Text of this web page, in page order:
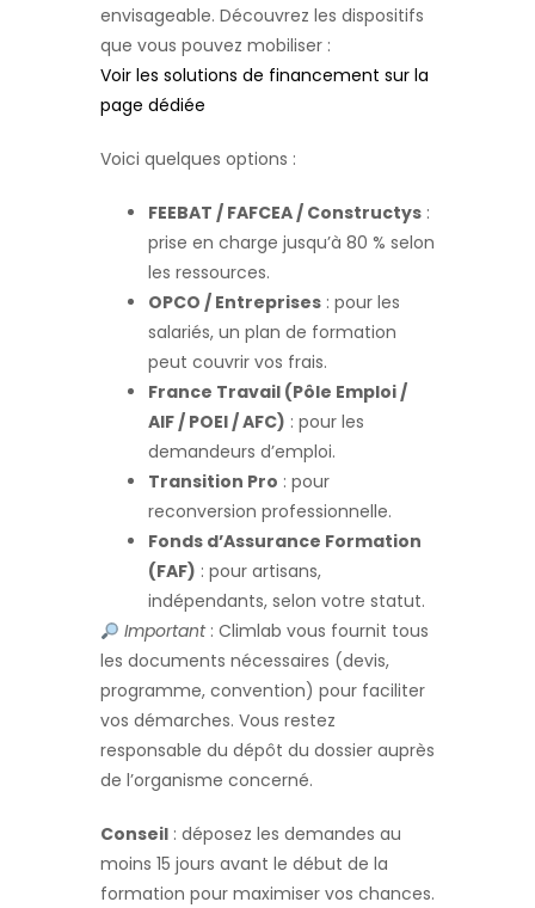
envisageable. Découvrez les dispositifs
que vous pouvez mobiliser :
Voir les solutions de financement sur la
page dédiée
Voici quelques options :
FEEBAT / FAFCEA / Constructys :
prise en charge jusqu’à 80 % selon
les ressources.
OPCO / Entreprises : pour les
salariés, un plan de formation
peut couvrir vos frais.
France Travail (Pôle Emploi /
AIF / POEI / AFC) : pour les
demandeurs d’emploi.
Transition Pro : pour
reconversion professionnelle.
Fonds d’Assurance Formation
(FAF) : pour artisans,
indépendants, selon votre statut.
Important: Climlab vous fournit tous
les documents nécessaires (devis,
programme, convention) pour faciliter
vos démarches. Vous restez
responsable du dépôt du dossier auprès
de l’organisme concerné.
Conseil : déposez les demandes au
moins 15 jours avant le début de la
formation pour maximiser vos chances.